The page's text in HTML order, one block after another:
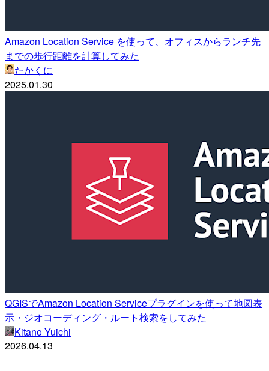
Amazon Location Service を使って、オフィスからランチ先
までの歩行距離を計算してみた
たかくに
2025.01.30
QGISでAmazon Location Serviceプラグインを使って地図表
示・ジオコーディング・ルート検索をしてみた
Kitano Yuichi
2026.04.13